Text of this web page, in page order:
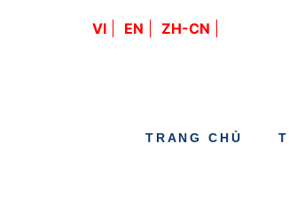
VI EN ZH-CN
TRANG CHỦ